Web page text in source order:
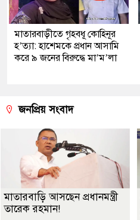
মাতারবাড়ীতে গৃহবধূ কোহিনূর
হ’ত্যা: হাশেমকে প্রধান আসামি
করে ৯ জনের বিরুদ্ধে মা’ম’লা
জনপ্রিয় সংবাদ
মাতারবাড়ি আসছেন প্রধানমন্ত্রী
তারেক রহমান!